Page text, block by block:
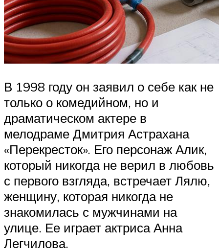
В 1998 году он заявил о себе как не
только о комедийном, но и
драматическом актере в
мелодраме Дмитрия Астрахана
«Перекресток». Его персонаж Алик,
который никогда не верил в любовь
с первого взгляда, встречает Лялю,
женщину, которая никогда не
знакомилась с мужчинами на
улице. Ее играет актриса Анна
Легчилова.